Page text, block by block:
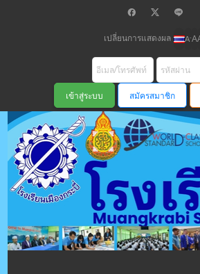
เปลี่ยนการแสดงผล A-A
สมัครสมาชิก
โรงเรีย
กระบี่